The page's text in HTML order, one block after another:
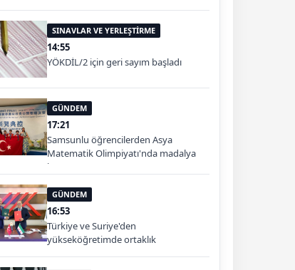
SINAVLAR VE YERLEŞTİRME
14:55
YÖKDİL/2 için geri sayım başladı
GÜNDEM
17:21
Samsunlu öğrencilerden Asya
Matematik Olimpiyatı'nda madalya
başarısı
GÜNDEM
16:53
Türkiye ve Suriye'den
yükseköğretimde ortaklık